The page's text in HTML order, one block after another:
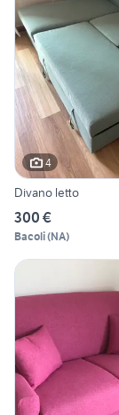
4
Divano letto
300 €
Bacoli(NA)